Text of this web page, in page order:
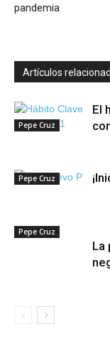
pandemia
Artículos
Pepe Cruz
El
Pepe Cruz
Pepe Cruz
La